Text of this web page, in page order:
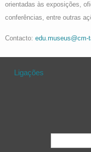
orientadas às exposições,
conferências, entre outras
Contacto: edu.museus@cm-
Ligações
Formulário de